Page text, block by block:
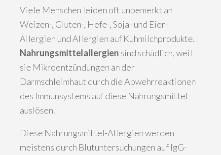
Viele Menschen leiden oft unbemerkt an
Weizen-, Gluten-, Hefe-, Soja- und Eier-
Allergien und Allergien auf Kuhmilchprodukte.
Nahrungsmittelallergien sind schädlich, weil
sie Mikroentzündungen an der
Darmschleimhaut durch die Abwehrreaktionen
des Immunsystems auf diese Nahrungsmittel
auslösen.
Diese Nahrungsmittel-Allergien werden
meistens durch Blutuntersuchungen auf IgG-